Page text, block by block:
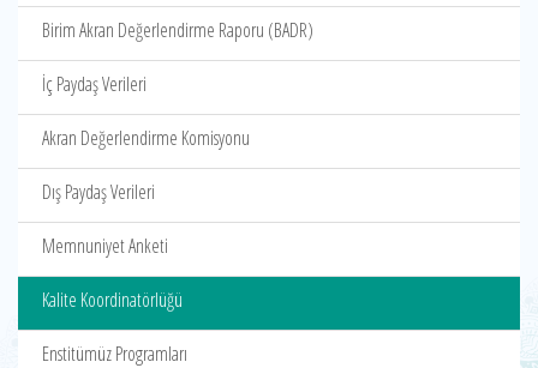
Birim Akran Değerlendirme Raporu (BADR)
İç Paydaş Verileri
Akran Değerlendirme Komisyonu
Dış Paydaş Verileri
Memnuniyet Anketi
Kalite Koordinatörlüğü
Enstitümüz Programları